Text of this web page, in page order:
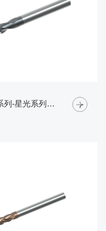
整硬系列-星光系列钢用铣刀-球头铣刀